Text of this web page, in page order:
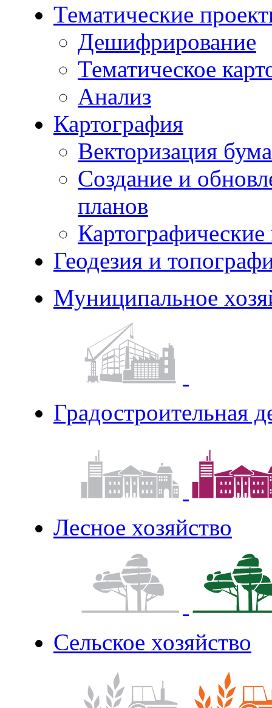
Тематические
Дешифрирование
Тематическое
Анализ
Картография
Векторизация
Создание и
планов
Геодезия и
Муниципальное
Градостроительная
Лесное хозяйство
Сельское хозяйство